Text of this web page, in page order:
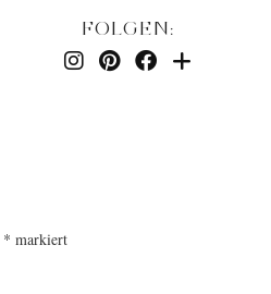
FOLGEN:
* markiert